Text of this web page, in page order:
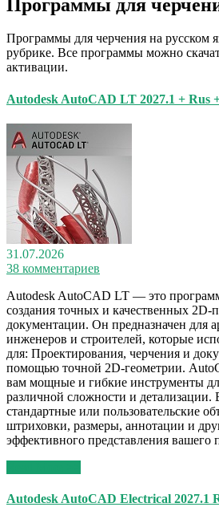
Программы для
Программы для черчения на русском
рубрике. Все программы можно
активации.
Autodesk AutoCAD LT 2027.1 + Rus
31.07.2026
38 комментариев
Autodesk AutoCAD LT — это
создания точных и качественных 2D-
документации. Он предназначен для
инженеров и строителей, которые
для: Проектирования, черчения и
помощью точной 2D-геометрии.
вам мощные и гибкие инструменты
различной сложности и детализации.
стандартные или пользовательские
штриховки, размеры, аннотации и
эффективного представления вашего
Autodesk AutoCAD Electrical 2027.1